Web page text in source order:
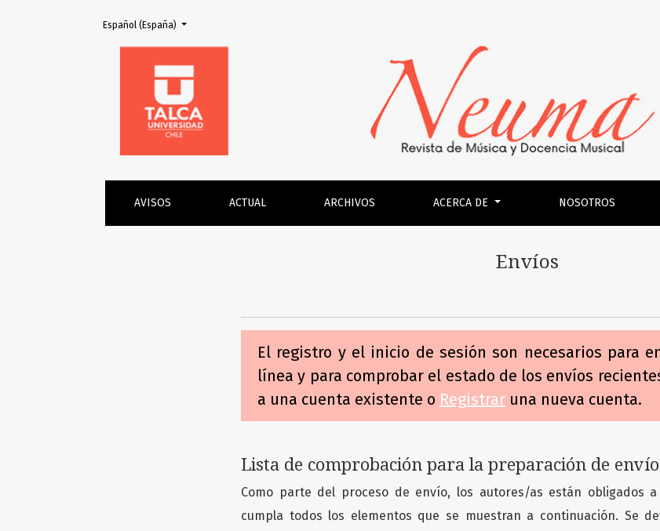
Envíos
AVISOS ACTUAL ARCHIVOS ACERCA DE NOSOTROS
Cambiar el idioma. El actual es:
Español (España)
Envíos
El registro y el inicio de sesión son necesarios para
línea y para comprobar el estado de los envíos
a una cuenta existente o Registrar una nueva cuenta.
Lista de comprobación para la preparación de
Como parte del proceso de envío, los autores/as están obligados
cumpla todos los elementos que se muestran a continuación. Se